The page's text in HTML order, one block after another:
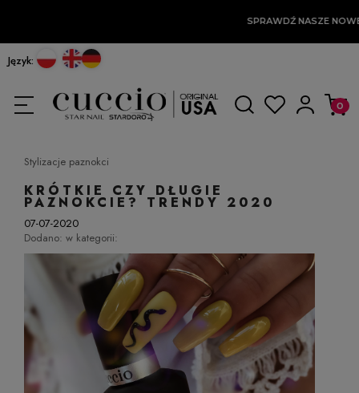
SPRAWDŹ NASZE
Język:
Stylizacje paznokci
KRÓTKIE CZY DŁUGIE
PAZNOKCIE? TRENDY 2020
07-07-2020
Dodano: w kategorii: